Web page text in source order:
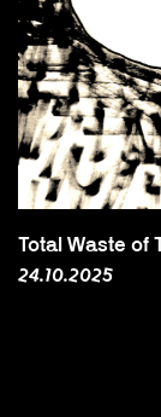
Total Waste
24.10.2025